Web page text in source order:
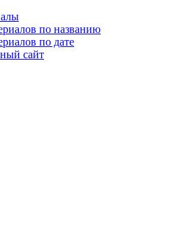
по названию
по дате
сайт